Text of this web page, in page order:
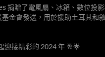
捐贈了電風扇、冰箱、數位投影
金會發送，用於援助土耳其和
迎接精彩的 2024 年 🥂🌟